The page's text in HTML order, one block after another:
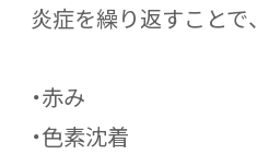
炎症を繰り返すことで、
・赤み
・色素沈着